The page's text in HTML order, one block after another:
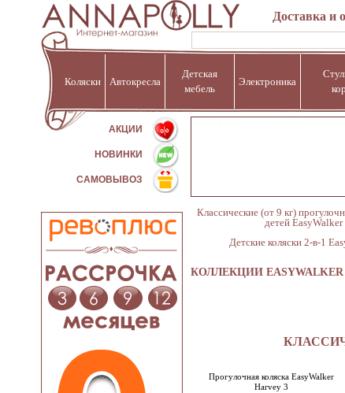
Доставка и
Коляски Автокресла
Детская
мебель
Электроника
АКЦИИ %
НОВИНКИ
САМОВЫВОЗ
Классические (от 9 кг)
детей EasyWalker
Детские коляски 2-в-1
КОЛЛЕКЦИИ EASYWALKER
Прогулочная коляска EasyWalker
Harvey 3